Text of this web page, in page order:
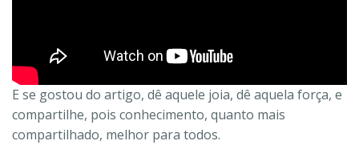
E se gostou do artigo, dê aquele joia, dê aquela força, e
compartilhe, pois conhecimento, quanto mais
compartilhado, melhor para todos.